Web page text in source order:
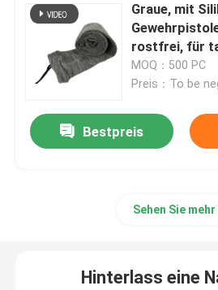
Über uns
Graue, mit
rostfrei, für
Schießjagden
MOQ：500 PC
Preis：To be
Bestpreis
Sehen Sie mehr
Hinterlass eine